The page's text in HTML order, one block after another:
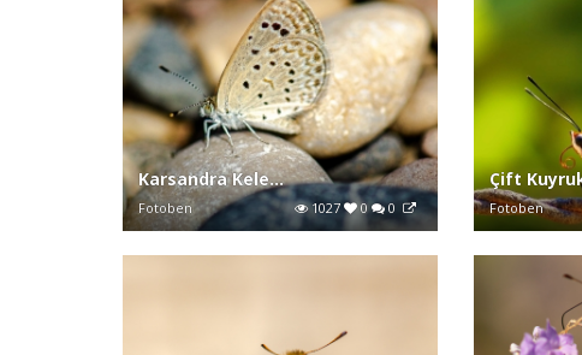
Karsandra Kele...
Fotoben 1027 0 0
Çift
Fotoben